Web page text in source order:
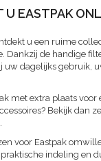
U EASTPAK
u een ruime
Dankzij de handige
uw dagelijks gebruik,
met extra plaats voor
Bekijk dan
.
voor Eastpak
indeling en